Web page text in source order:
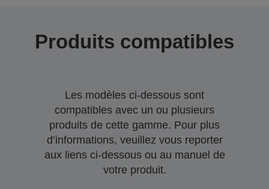
Produits compatibles
Les modèles ci-dessous sont
compatibles avec un ou plusieurs
produits de cette gamme. Pour plus
d’informations, veuillez vous reporter
aux liens ci-dessous ou au manuel de
votre produit.